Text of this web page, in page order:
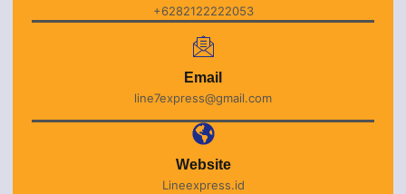
+6282122222053
Email
line7express@gmail.com
Website
Lineexpress.id